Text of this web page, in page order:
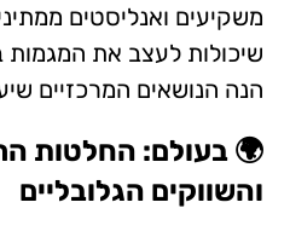
משקיעים ואנליסטים
שיכולות לעצב את המגמות
הנה הנושאים המרכזיים
🌍 בעולם: החלטות
והשווקים הגלובליים